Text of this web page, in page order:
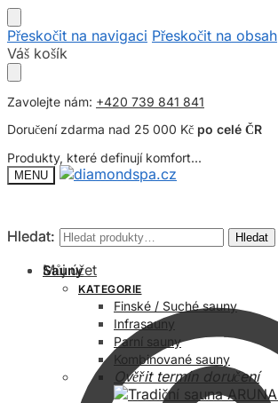
Přeskočit na navigaci Přeskočit na obsah
Váš košík
Zavolejte nám: +420 739 841 841
Doručení zdarma nad 25 000 Kč po celé ČR
Produkty, které definují komfort...
MENU
Hledat: Hledat
Můj účet
Hledat: Hledat
Sauny
KATEGORIE
Finské / Suché sauny
Infrasauny
Parní sauny
Kombinované sauny
Ověřit termín doručení